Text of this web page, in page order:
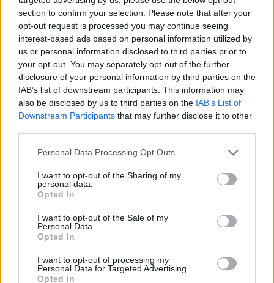
section to confirm your selection. Please note that after your
opt-out request is processed you may continue seeing
interest-based ads based on personal information utilized by
us or personal information disclosed to third parties prior to
your opt-out. You may separately opt-out of the further
disclosure of your personal information by third parties on the
IAB’s list of downstream participants. This information may
also be disclosed by us to third parties on the IAB’s List of
Downstream Participants that may further disclose it to other
Please note that this website/app uses one or more Google
not limited to your visit or usage behaviour. You may click to
grant or deny consent to Google and its third-party tags to
use your data for below specified purposes in below Google
consent section.
Personal Data Processing Opt Outs
I want to opt-out of the Sharing of my
personal data.
Opted In
I want to opt-out of the Sale of my
Personal Data.
Opted In
I want to opt-out of processing my
Personal Data for Targeted Advertising.
Opted In
Ertuğrul Erdoğan: “Atmosferi
Kontrol Edersek Kazanabiliriz”
29/OCT/18 16:44
Galatasaray'da başantrenör Ertuğrul
Erdoğan ve Can Korkmaz, Kızılyıldız
karşılaşması öncesinde açıklamalarda
bulundu.
TOFAŞ, Galatasaray’ın Fişini
27/OCT/18 21:54
Tecrübesiz Galatasaray, TOFAŞ
görüntüleri:
Almıyoruz”
27/OCT/18 21:24